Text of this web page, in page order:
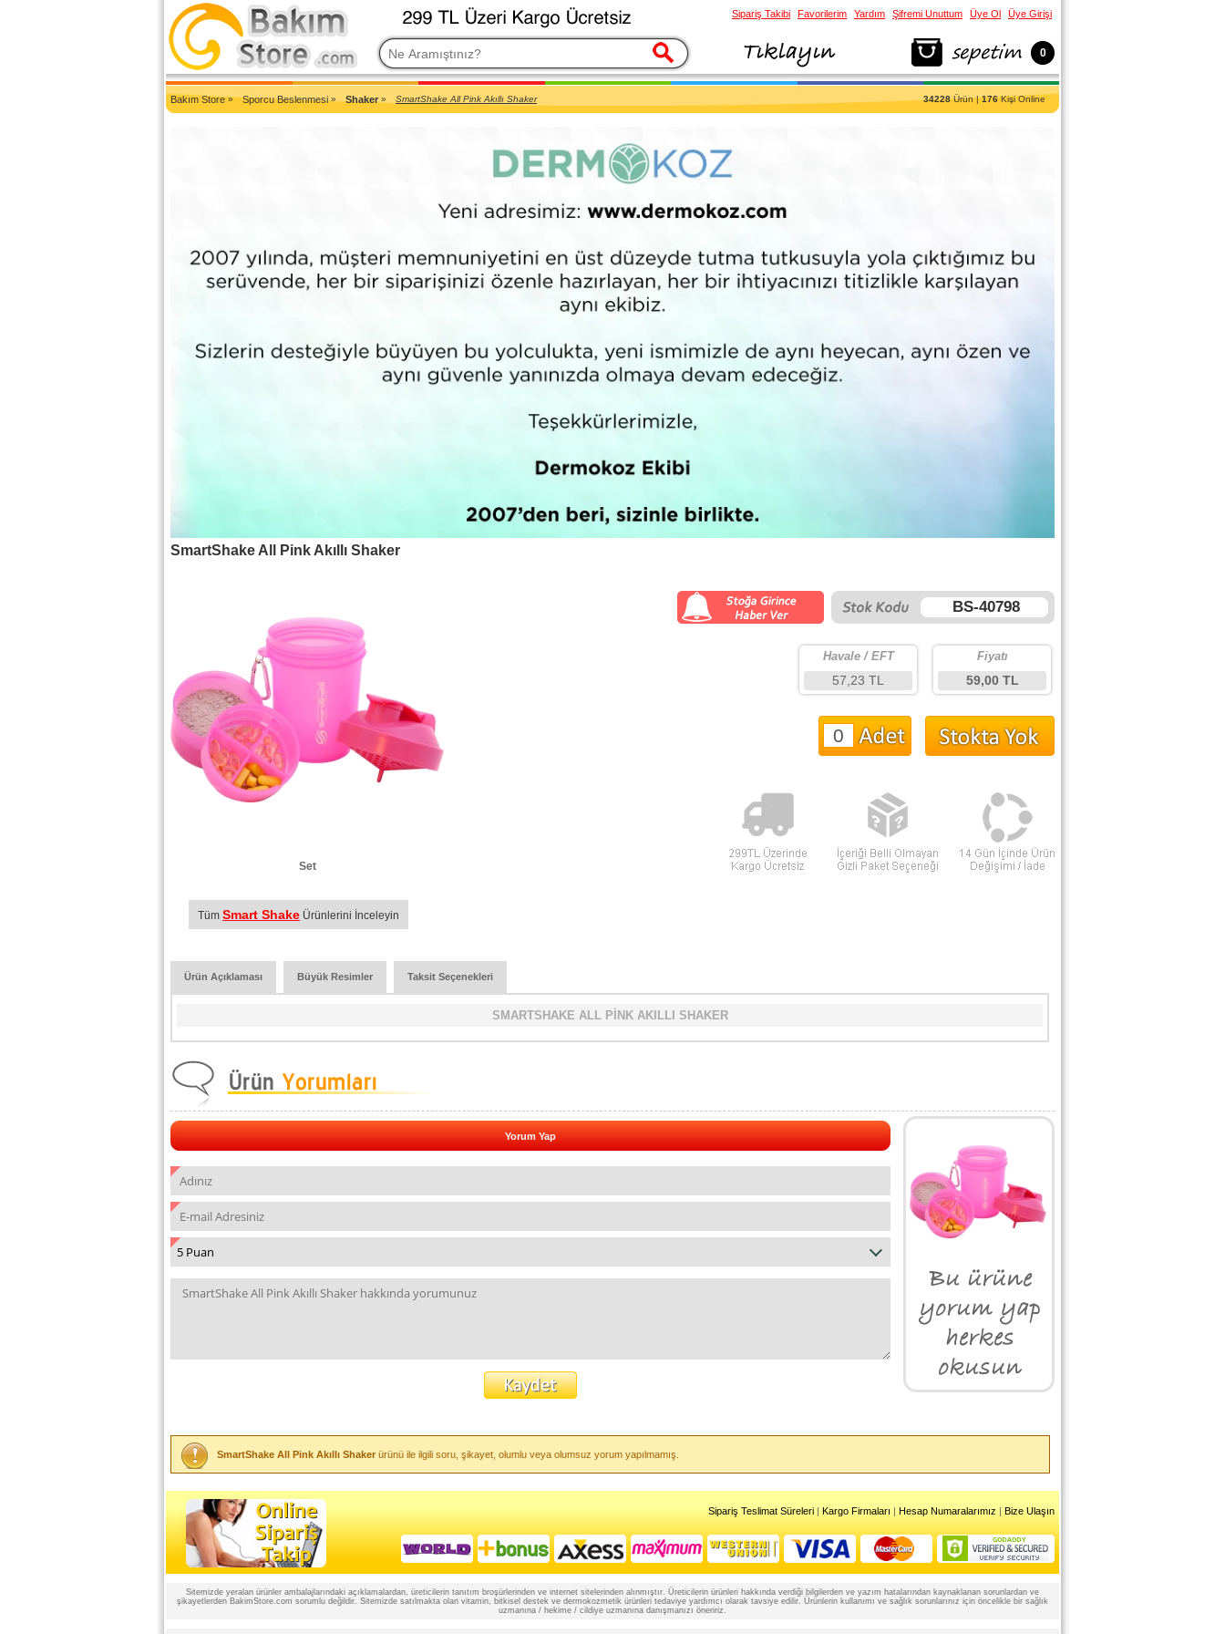
2007'den Beri Türkiye'nin En Güncel Bakım Ürünleri Eczane Sitesi
Bakım Store» Sporcu Beslenmesi » Shaker » SmartShake All Pink Akıllı Shaker 34228Ürün |176Kişi Online
SmartShake All Pink Akıllı Shaker
Set
BS-40798
Fiyatı
59,00 TL
Havale / EFT
57,23 TL
Tüm Smart Shake Ürünlerini İnceleyin
Ürün Açıklaması Büyük Resimler Taksit Seçenekleri
SMARTSHAKE ALL PİNK AKILLI SHAKER
Yorum Yap
SmartShake All Pink Akıllı Shaker ürünü ile ilgili soru, şikayet, olumlu veya olumsuz yorum yapılmamış.
Sipariş Teslimat Süreleri | Kargo Firmaları | Hesap Numaralarımız | Bize Ulaşın
Sitemizde yeralan ürünler ambalajlarındaki açıklamalardan, üreticilerin tanıtım broşürlerinden ve internet sitelerinden alınmıştır. Üreticilerin ürünleri hakkında verdiği bilgilerden ve yazım hatalarından kaynaklanan sorunlardan ve
şikayetlerden BakimStore.com sorumlu değildir. Sitemizde satılmakta olan vitamin, bitkisel destek ve dermokozmetik ürünleri tedaviye yardımcı olarak tavsiye edilir. Ürünlerin kullanımı ve sağlık sorunlarınız için öncelikle bir sağlık
uzmanına / hekime / cildiye uzmanına danışmanızı öneririz.
Sipariş Takibi Favorilerim Yardım Şifremi Unuttum Üye Ol Üye Girişi
0